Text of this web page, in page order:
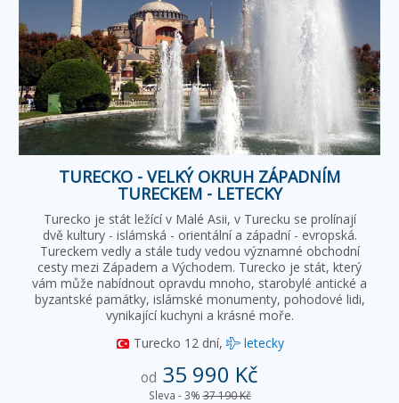
TURECKO - VELKÝ OKRUH ZÁPADNÍM
TURECKEM - LETECKY
Turecko je stát ležící v Malé Asii, v Turecku se prolínají
dvě kultury - islámská - orientální a západní - evropská.
Tureckem vedly a stále tudy vedou významné obchodní
cesty mezi Západem a Východem. Turecko je stát, který
vám může nabídnout opravdu mnoho, starobylé antické a
byzantské památky, islámské monumenty, pohodové lidi,
vynikající kuchyni a krásné moře.
Turecko 12 dní, letecky
od 35 990 Kč
Sleva - 3% 37 190 Kč